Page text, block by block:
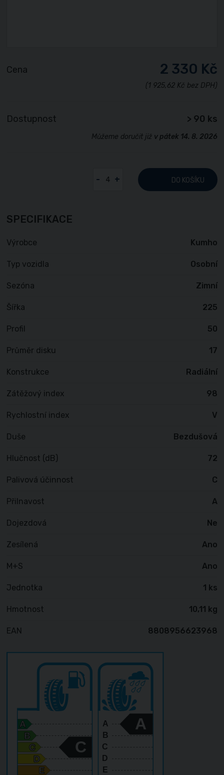
Cena 2 330 Kč
(1 925,62 Kč bez DPH)
Dostupnost > 90 ks
Můžeme doručit již v pátek 14. 8. 2026
- + DO KOŠÍKU
SPECIFIKACE
Výrobce Kumho
Typ vozidla Osobní
Sezóna Zimní
Šířka 225
Profil 50
Průměr disku 17
Konstrukce Radiální
Zátěžový index 98
Rychlostní index V
Duše Bezdušová
Hlučnost (dB) 72
Palivová účinnost C
Přilnavost A
Dojezdová Ne
Zesílená Ano
M+S Ano
Jednotka 1 ks
Hmotnost 10,11 kg
EAN 8808956623968
A
B
C
D
E
C
A